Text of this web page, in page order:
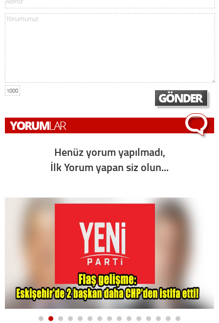
1000
Henüz yorum yapılmadı,
İlk Yorum yapan siz olun...